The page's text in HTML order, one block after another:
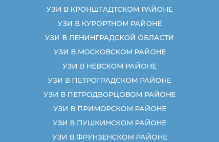
УЗИ В КРОНШТАДТСКОМ РАЙОНЕ
УЗИ В КУРОРТНОМ РАЙОНЕ
УЗИ В ЛЕНИНГРАДСКОЙ ОБЛАСТИ
УЗИ В МОСКОВСКОМ РАЙОНЕ
УЗИ В НЕВСКОМ РАЙОНЕ
УЗИ В ПЕТРОГРАДСКОМ РАЙОНЕ
УЗИ В ПЕТРОДВОРЦОВОМ РАЙОНЕ
УЗИ В ПРИМОРСКОМ РАЙОНЕ
УЗИ В ПУШКИНСКОМ РАЙОНЕ
УЗИ В ФРУНЗЕНСКОМ РАЙОНЕ